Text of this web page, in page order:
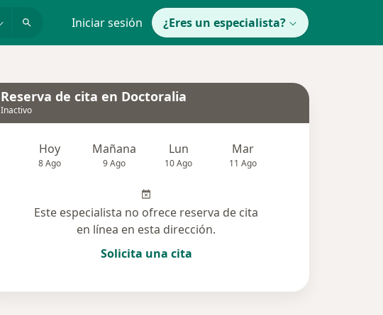
Iniciar sesión ¿Eres un especialista?
Reserva de cita en Doctoralia
Inactivo
Hoy
8 Ago
Mañana
9 Ago
Lun
10 Ago
Mar
11 Ago
Este especialista no ofrece reserva de cita
en línea en esta dirección.
Solicita una cita